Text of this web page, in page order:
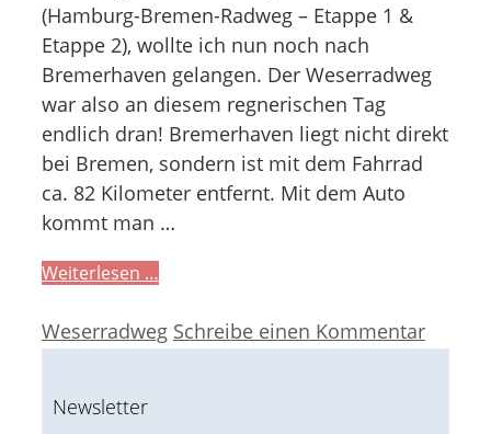
(Hamburg-Bremen-Radweg – Etappe 1 &
Etappe 2), wollte ich nun noch nach
Bremerhaven gelangen. Der Weserradweg
war also an diesem regnerischen Tag
endlich dran! Bremerhaven liegt nicht direkt
bei Bremen, sondern ist mit dem Fahrrad
ca. 82 Kilometer entfernt. Mit dem Auto
kommt man …
Weiterlesen …
Kategorien
Weserradweg Schreibe einen Kommentar
Newsletter